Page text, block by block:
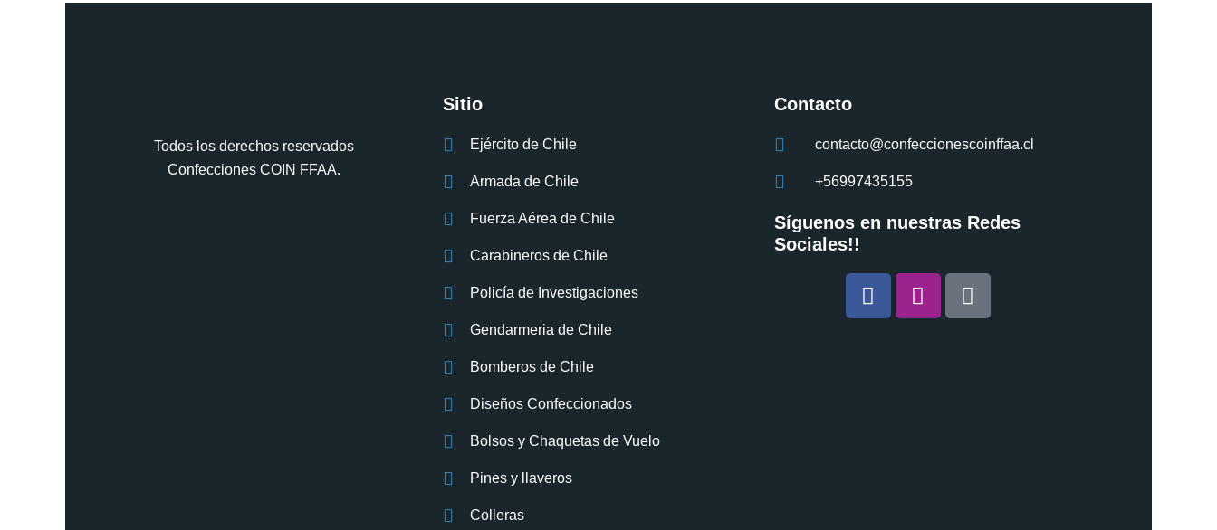
Todos los derechos reservados
Confecciones COIN FFAA.
Sitio
Ejército de Chile
Armada de Chile
Fuerza Aérea de Chile
Carabineros de Chile
Policía de Investigaciones
Gendarmeria de Chile
Bomberos de Chile
Diseños Confeccionados
Bolsos y Chaquetas de Vuelo
Pines y llaveros
Colleras
Contacto
contacto@confeccionescoinffaa.cl
+56997435155
Síguenos en nuestras Redes
Sociales!!
Facebook
Instagram
Tiktok